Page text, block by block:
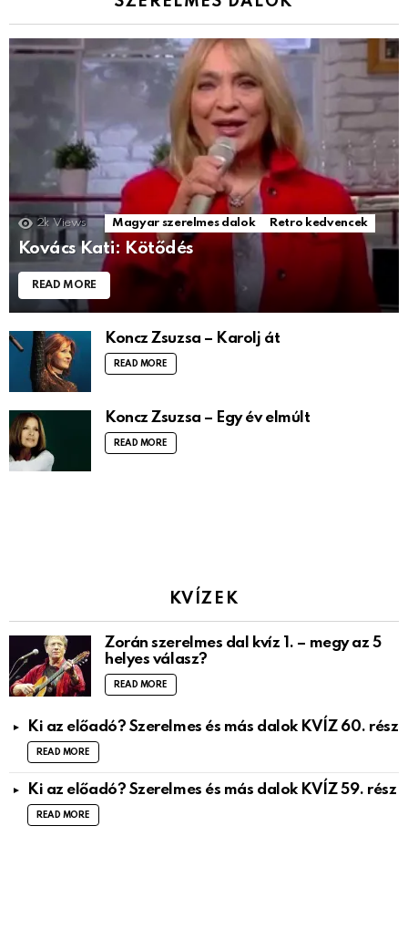
2k Views Magyar szerelmes dalok Retro kedvencek
Kovács Kati: Kötődés
READ MORE
Koncz Zsuzsa – Karolj át
READ MORE
Koncz Zsuzsa – Egy év elmúlt
READ MORE
KVÍZEK
Zorán szerelmes dal kvíz 1. – megy az 5
helyes válasz?
READ MORE
Ki az előadó? Szerelmes és más dalok KVÍZ 60. rész
READ MORE
Ki az előadó? Szerelmes és más dalok KVÍZ 59. rész
READ MORE